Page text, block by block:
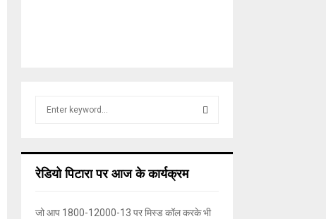
h
रेडियो पिटारा पर आज के कार्यक्रम
जो आप 1800-12000-13 पर मिस्ड कॉल करके भी